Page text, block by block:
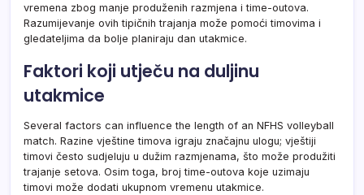
vremena zbog manje produženih razmjena i time-outova.
Razumijevanje ovih tipičnih trajanja može pomoći timovima i
gledateljima da bolje planiraju dan utakmice.
Faktori koji utječu na duljinu
utakmice
Several factors can influence the length of an NFHS volleyball
match. Razine vještine timova igraju značajnu ulogu; vještiji
timovi često sudjeluju u dužim razmjenama, što može produžiti
trajanje setova. Osim toga, broj time-outova koje uzimaju
timovi može dodati ukupnom vremenu utakmice.